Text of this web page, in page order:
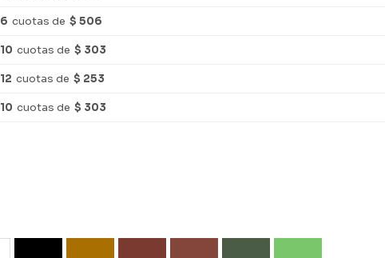
6 cuotas de $ 506
10 cuotas de $ 303
12 cuotas de $ 253
10 cuotas de $ 303